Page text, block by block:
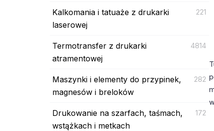
Kalkomania i tatuaże z drukarki
laserowej
221
Termotransfer z drukarki
atramentowej
4814
Maszynki i elementy do przypinek,
magnesów i breloków
282
Drukowanie na szarfach, taśmach,
wstążkach i metkach
172